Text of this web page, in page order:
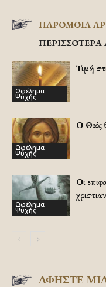
ΠΑΡΟΜΟΙΑ
Ωφέλημα
Ψυχής
Τιμή
Ωφέλημα
Ψυχής
Ο Θεός
Ωφέλημα
Ψυχής
Οι
ΑΦΗΣΤΕ